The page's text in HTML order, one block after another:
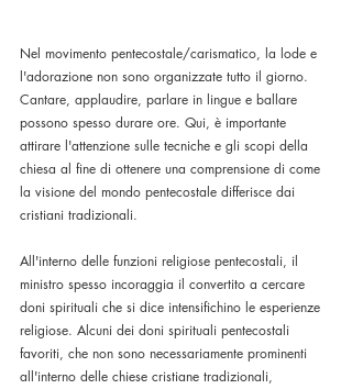
Nel movimento pentecostale/carismatico, la lode e
l'adorazione non sono organizzate tutto il giorno.
Cantare, applaudire, parlare in lingue e ballare
possono spesso durare ore. Qui, è importante
attirare l'attenzione sulle tecniche e gli scopi della
chiesa al fine di ottenere una comprensione di come
la visione del mondo pentecostale differisce dai
cristiani tradizionali.
All'interno delle funzioni religiose pentecostali, il
ministro spesso incoraggia il convertito a cercare
doni spirituali che si dice intensifichino le esperienze
religiose. Alcuni dei doni spirituali pentecostali
favoriti, che non sono necessariamente prominenti
all'interno delle chiese cristiane tradizionali,